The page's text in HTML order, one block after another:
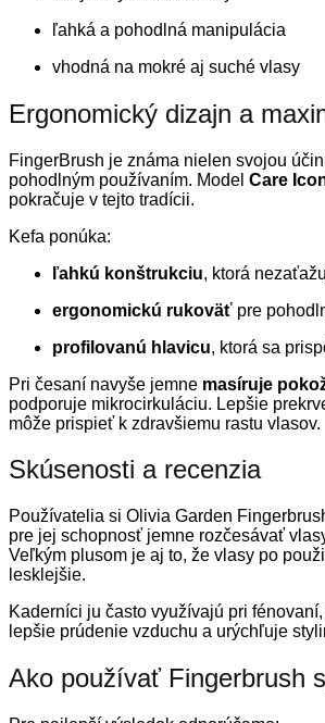
ľahká a pohodlná manipulácia
vhodná na mokré aj suché vlasy
Ergonomický dizajn a
FingerBrush je známa nielen svojou
pohodlným používaním. Model Care
pokračuje v tejto tradícii.
Kefa ponúka:
ľahkú konštrukciu, ktorá
ergonomickú rukoväť pre
profilovanú hlavicu, ktorá sa
Pri česaní navyše jemne masíruje
podporuje mikrocirkuláciu. Lepšie
môže prispieť k zdravšiemu rastu vlasov.
Skúsenosti a recenzia
Používatelia si Olivia Garden
pre jej schopnosť jemne rozčesávať
Veľkým plusom je aj to, že vlasy po
lesklejšie.
Kaderníci ju často využívajú pri
lepšie prúdenie vzduchu a urýchľuje
Ako používať Fingerbrush